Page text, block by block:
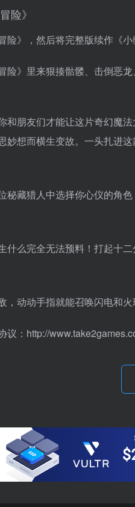
险》
》，然后将完整版续作《
险》里来狠揍骷髅、击倒恶
和朋友们才能让这片奇幻魔
想而横生变故。一头扎进
藏猎人中选择你心仪的角
么完全无法预料！打起十
动动手指就能召唤闪电和火
议：http://